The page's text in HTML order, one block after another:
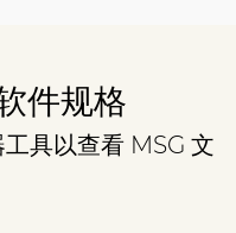
件规格
具以查看 MSG 文